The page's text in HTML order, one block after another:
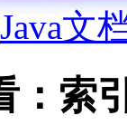
Java文
：索